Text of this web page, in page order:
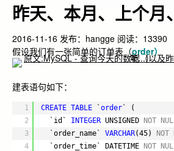
昨天、本月、上个月
2016-11-16 发布：hangge 阅读：13390
假设我们有一张简单的订单表（order）
建表语句如下：
1
2
3
4
CREATE TABLE `order ` (
`id` INTEGER UNSIGNED NOT
`order_name` VARCHAR(45) NOT
`order_time` DATETIME
NOT